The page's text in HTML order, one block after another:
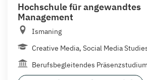
Hochschule für angewandtes
Management
Ismaning
Creative Media, Social Media
Berufsbegleitendes Präsenzstudium